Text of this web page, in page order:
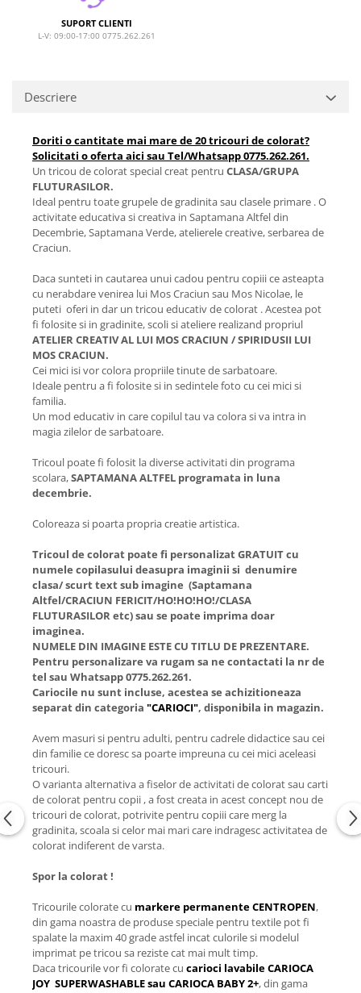
SUPORT CLIENTI
L-V: 09:00-17:00 0775.262.261
Descriere
Doriti o cantitate mai mare de 20 tricouri de colorat?
Solicitati o oferta aici sau Tel/Whatsapp 0775.262.261.
Un tricou de colorat special creat pentru CLASA/GRUPA
FLUTURASILOR.
Ideal pentru toate grupele de gradinita sau clasele primare . O
activitate educativa si creativa in Saptamana Altfel din
Decembrie, Saptamana Verde, atelierele creative, serbarea de
Craciun.
Daca sunteti in cautarea unui cadou pentru copiii ce asteapta
cu nerabdare venirea lui Mos Craciun sau Mos Nicolae, le
puteti oferi in dar un tricou educativ de colorat . Acestea pot
fi folosite si in gradinite, scoli si ateliere realizand propriul
ATELIER CREATIV AL LUI MOS CRACIUN / SPIRIDUSII LUI
MOS CRACIUN.
Cei mici isi vor colora propriile tinute de sarbatoare.
Ideale pentru a fi folosite si in sedintele foto cu cei mici si
familia.
Un mod educativ in care copilul tau va colora si va intra in
magia zilelor de sarbatoare.
Tricoul poate fi folosit la diverse activitati din programa
scolara,SAPTAMANA ALTFEL programata in luna
decembrie.
Coloreaza si poarta propria creatie artistica.
Tricoul de colorat poate fi personalizat GRATUIT cu
numele copilasului deasupra imaginii si denumire
clasa/ scurt text sub imagine (Saptamana
Altfel/CRACIUN FERICIT/HO!HO!HO!/CLASA
FLUTURASILOR etc) sau se poate imprima doar
imaginea.
NUMELE DIN IMAGINE ESTE CU TITLU DE PREZENTARE.
Pentru personalizare va rugam sa ne contactati la nr de
tel sau Whatsapp 0775.262.261.
Cariocile nu sunt incluse, acestea se achizitioneaza
separat din categoria "CARIOCI", disponibila in magazin.
Avem masuri si pentru adulti, pentru cadrele didactice sau cei
din familie ce doresc sa poarte impreuna cu cei mici aceleasi
tricouri.
O varianta alternativa a fiselor de activitati de colorat sau carti
de colorat pentru copii , a fost creata in acest concept nou de
tricouri de colorat, potrivite pentru copiii care merg la
gradinita, scoala si celor mai mari care indragesc activitatea de
colorat indiferent de varsta.
Spor la colorat !
Tricourile colorate cu markere permanente CENTROPEN,
din gama noastra de produse speciale pentru textile pot fi
spalate la maxim 40 grade astfel incat culorile si modelul
imprimat pe tricou sa reziste cat mai mult timp.
Daca tricourile vor fi colorate cu carioci lavabile CARIOCA
JOY SUPERWASHABLE sau CARIOCA BABY 2+, din gama